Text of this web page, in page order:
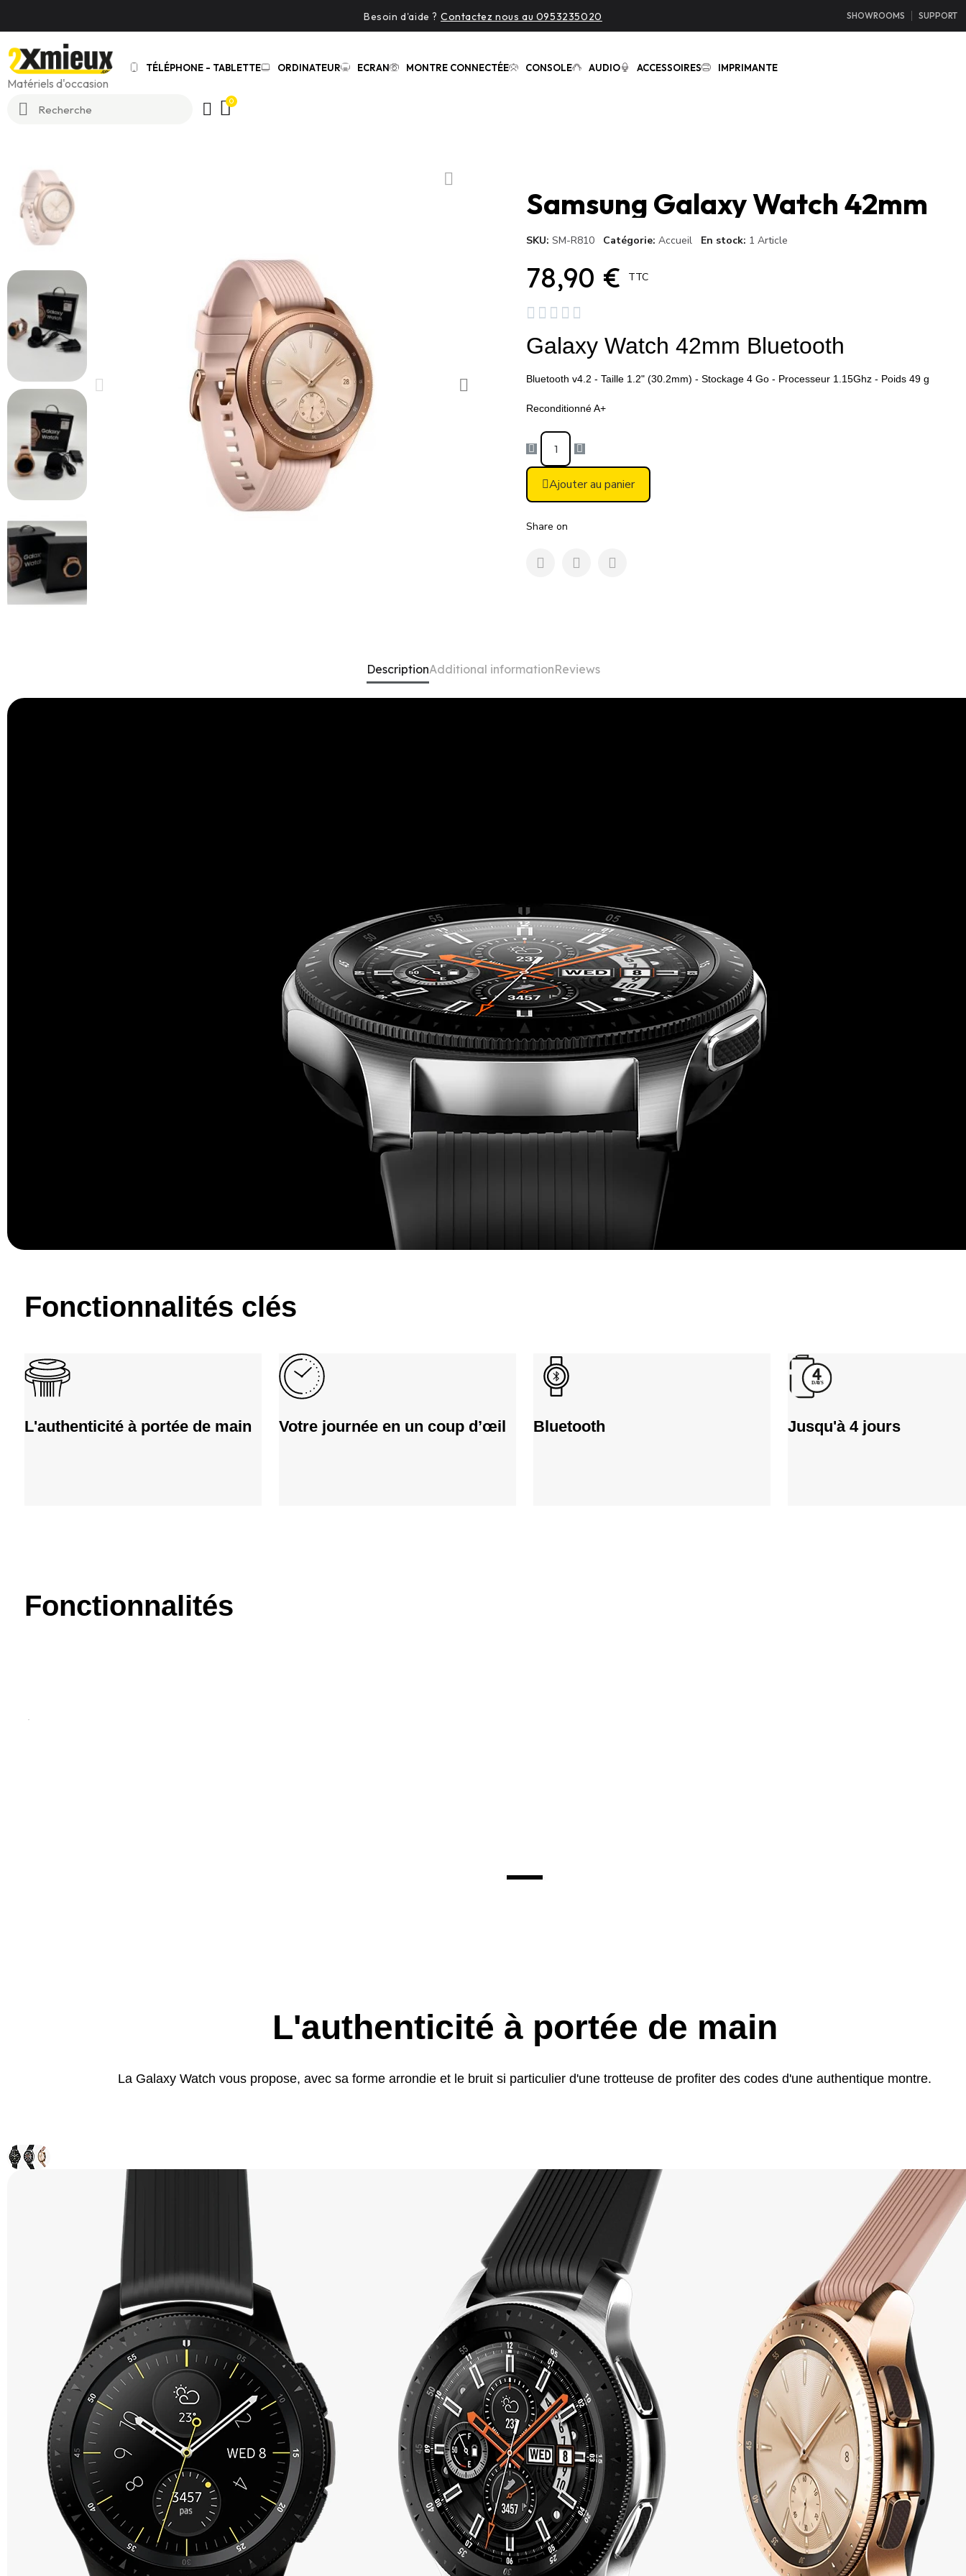
Besoin d'aide ? Contactez nous au 0953235020 SHOWROOMS SUPPORT
Matériels d'occasion
TÉLÉPHONE - TABLETTE ORDINATEUR ECRAN MONTRE CONNECTÉE CONSOLE AUDIO ACCESSOIRES IMPRIMANTE
Samsung Galaxy Watch 42mm
SKU SM-R810 Catégorie Accueil En stock 1 Article
78,90 € TTC
    
Galaxy Watch 42mm Bluetooth
Bluetooth v4.2 - Taille 1.2" (30.2mm) - Stockage 4 Go - Processeur 1.15Ghz - Poids 49 g
Reconditionné A+
Ajouter au panier
Share on
DescriptionAdditional informationReviews
Fonctionnalités clés
L'authenticité à portée de main Votre journée en un coup d’œil Bluetooth Jusqu'à 4 jours
Fonctionnalités
L'authenticité à portée de main
La Galaxy Watch vous propose, avec sa forme arrondie et le bruit si particulier d'une trotteuse de profiter des codes d'une authentique montre.